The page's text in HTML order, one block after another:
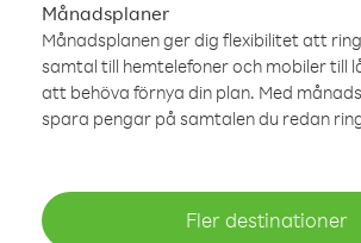
Månadsplaner
Månadsplanen ger dig flexibilitet att
samtal till hemtelefoner och mobiler till
att behöva förnya din plan. Med
spara pengar på samtalen du redan
Fler destinationer